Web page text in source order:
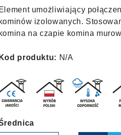
Element umożliwiający
kominów izolowanych.
komina na czapie komina
Kod produktu: N/A